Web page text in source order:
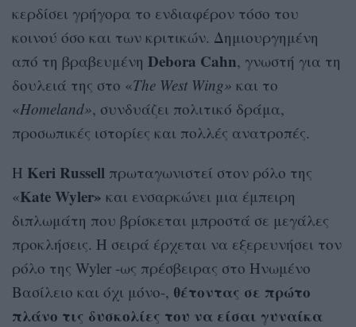
κερδίσει γρήγορα το ενδιαφέρον τόσο του
κοινού όσο και των κριτικών. Δημιουργημένη
από τη βραβευμένη Debora Cahn, γνωστή για τη
δουλειά της στο «The West Wing» και το
«Homeland», συνδυάζει πολιτικό δράμα,
προσωπικές ιστορίες και πολλές ανατροπές.
Η Keri Russell πρωταγωνιστεί στον ρόλο της
«Kate Wyler» και ενσαρκώνει μια έμπειρη
διπλωμάτη που βρίσκεται μπροστά σε μεγάλες
προκλήσεις. Η σειρά έρχεται να εξερευνήσει τον
ρόλο της Wyler -ως πρέσβειρας στο Ηνωμένο
Βασίλειο και όχι μόνο-, θέτοντας σε πρώτο
πλάνο τις δυσκολίες του να είσαι γυναίκα